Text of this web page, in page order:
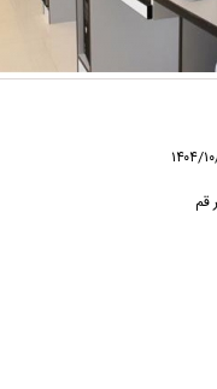
۱۰/۱۳
قم